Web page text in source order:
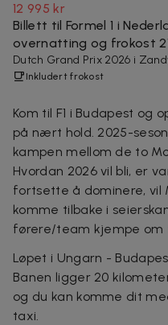
12 995 kr
Billett til Formel 1 i
overnatting og frokost
Dutch Grand Prix 2026 i
Inkludert frokost
Kom til F1 i Budapest og
på nært hold. 2025-
kampen mellom de to
Hvordan 2026 vil bli, er
fortsette å dominere, vil
komme tilbake i
førere/team kjempe om
Løpet i Ungarn -
Banen ligger 20
og du kan komme dit
taxi.